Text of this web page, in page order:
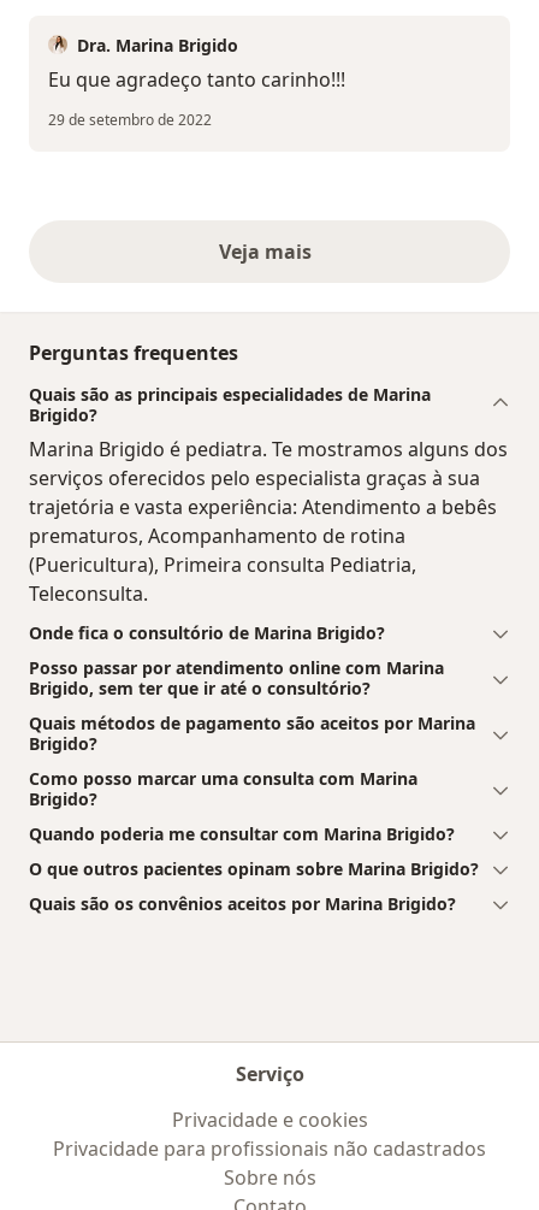
Dra. Marina Brigido
Eu que agradeço tanto carinho!!!
29 de setembro de 2022
Veja maisopiniões acima
Perguntas frequentes
Quais são as principais especialidades de Marina
Brigido?
Marina Brigido é pediatra. Te mostramos alguns dos
serviços oferecidos pelo especialista graças à sua
trajetória e vasta experiência: Atendimento a bebês
prematuros, Acompanhamento de rotina
(Puericultura), Primeira consulta Pediatria,
Teleconsulta.
Onde fica o consultório de Marina Brigido?
Posso passar por atendimento online com Marina
Brigido, sem ter que ir até o consultório?
Quais métodos de pagamento são aceitos por Marina
Brigido?
Como posso marcar uma consulta com Marina
Brigido?
Quando poderia me consultar com Marina Brigido?
O que outros pacientes opinam sobre Marina Brigido?
Quais são os convênios aceitos por Marina Brigido?
Serviço
Privacidade e cookies
Privacidade para profissionais não cadastrados
Sobre nós